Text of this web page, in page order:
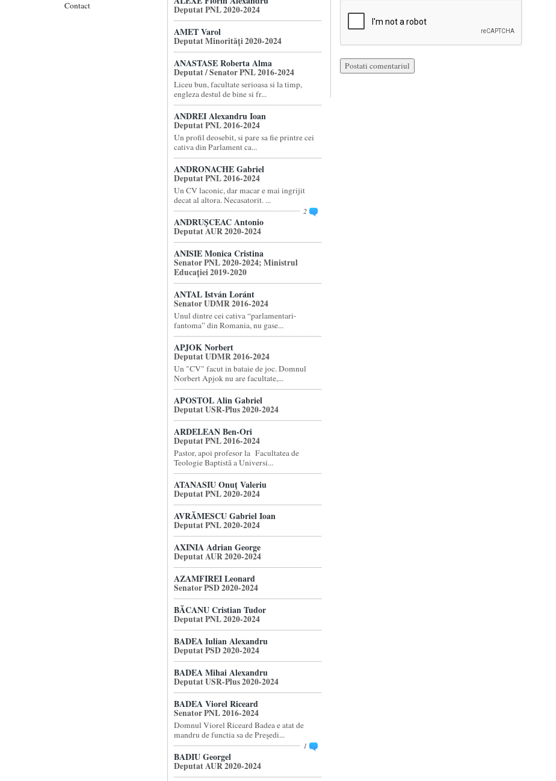
Contact
Deputat PNL 2020-2024
AMET Varol
Deputat Minorități 2020-2024
ANASTASE Roberta Alma
Deputat / Senator PNL 2016-2024
Liceu bun, facultate serioasa si la timp,
engleza destul de bine si fr...
ANDREI Alexandru Ioan
Deputat PNL 2016-2024
Un profil deosebit, si pare sa fie printre cei
cativa din Parlament ca...
ANDRONACHE Gabriel
Deputat PNL 2016-2024
Un CV laconic, dar macar e mai ingrijit
decat al altora. Necasatorit. ...
2
ANDRUŞCEAC Antonio
Deputat AUR 2020-2024
ANISIE Monica Cristina
Senator PNL 2020-2024; Ministrul
Educației 2019-2020
ANTAL István Loránt
Senator UDMR 2016-2024
Unul dintre cei cativa “parlamentari-
fantoma” din Romania, nu gase...
APJOK Norbert
Deputat UDMR 2016-2024
Un "CV" facut in bataie de joc. Domnul
Norbert Apjok nu are facultate,...
APOSTOL Alin Gabriel
Deputat USR-Plus 2020-2024
ARDELEAN Ben-Ori
Deputat PNL 2016-2024
Pastor, apoi profesor la Facultatea de
Teologie Baptistă a Universi...
ATANASIU Onuţ Valeriu
Deputat PNL 2020-2024
AVRĂMESCU Gabriel Ioan
Deputat PNL 2020-2024
AXINIA Adrian George
Deputat AUR 2020-2024
AZAMFIREI Leonard
Senator PSD 2020-2024
BĂCANU Cristian Tudor
Deputat PNL 2020-2024
BADEA Iulian Alexandru
Deputat PSD 2020-2024
BADEA Mihai Alexandru
Deputat USR-Plus 2020-2024
BADEA Viorel Riceard
Senator PNL 2016-2024
Domnul Viorel Riceard Badea e atat de
mandru de functia sa de Preşedi...
1
BADIU Georgel
Deputat AUR 2020-2024